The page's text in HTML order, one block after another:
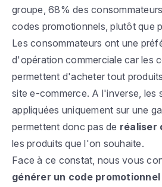
groupe, 68% des
codes promotionnels, plutôt que
Les consommateurs ont une
d'opération commerciale car les
permettent d'acheter tout
site e-commerce. A l'inverse, les
appliquées uniquement sur une
permettent donc pas de réaliser
les produits que l'on souhaite.
Face à ce constat, nous vous
générer un code promotionnel